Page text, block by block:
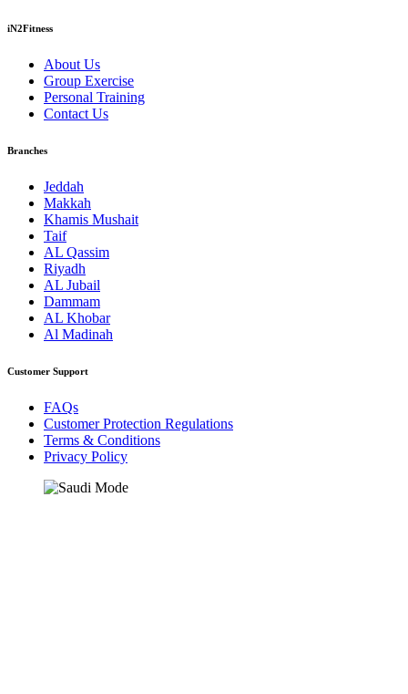
iN2Fitness
About Us
Group Exercise
Personal Training
Contact Us
Branches
Jeddah
Makkah
Khamis Mushait
Taif
AL Qassim
Riyadh
AL Jubail
Dammam
AL Khobar
Al Madinah
Customer Support
FAQs
Customer Protection Regulations
Terms & Conditions
Privacy Policy